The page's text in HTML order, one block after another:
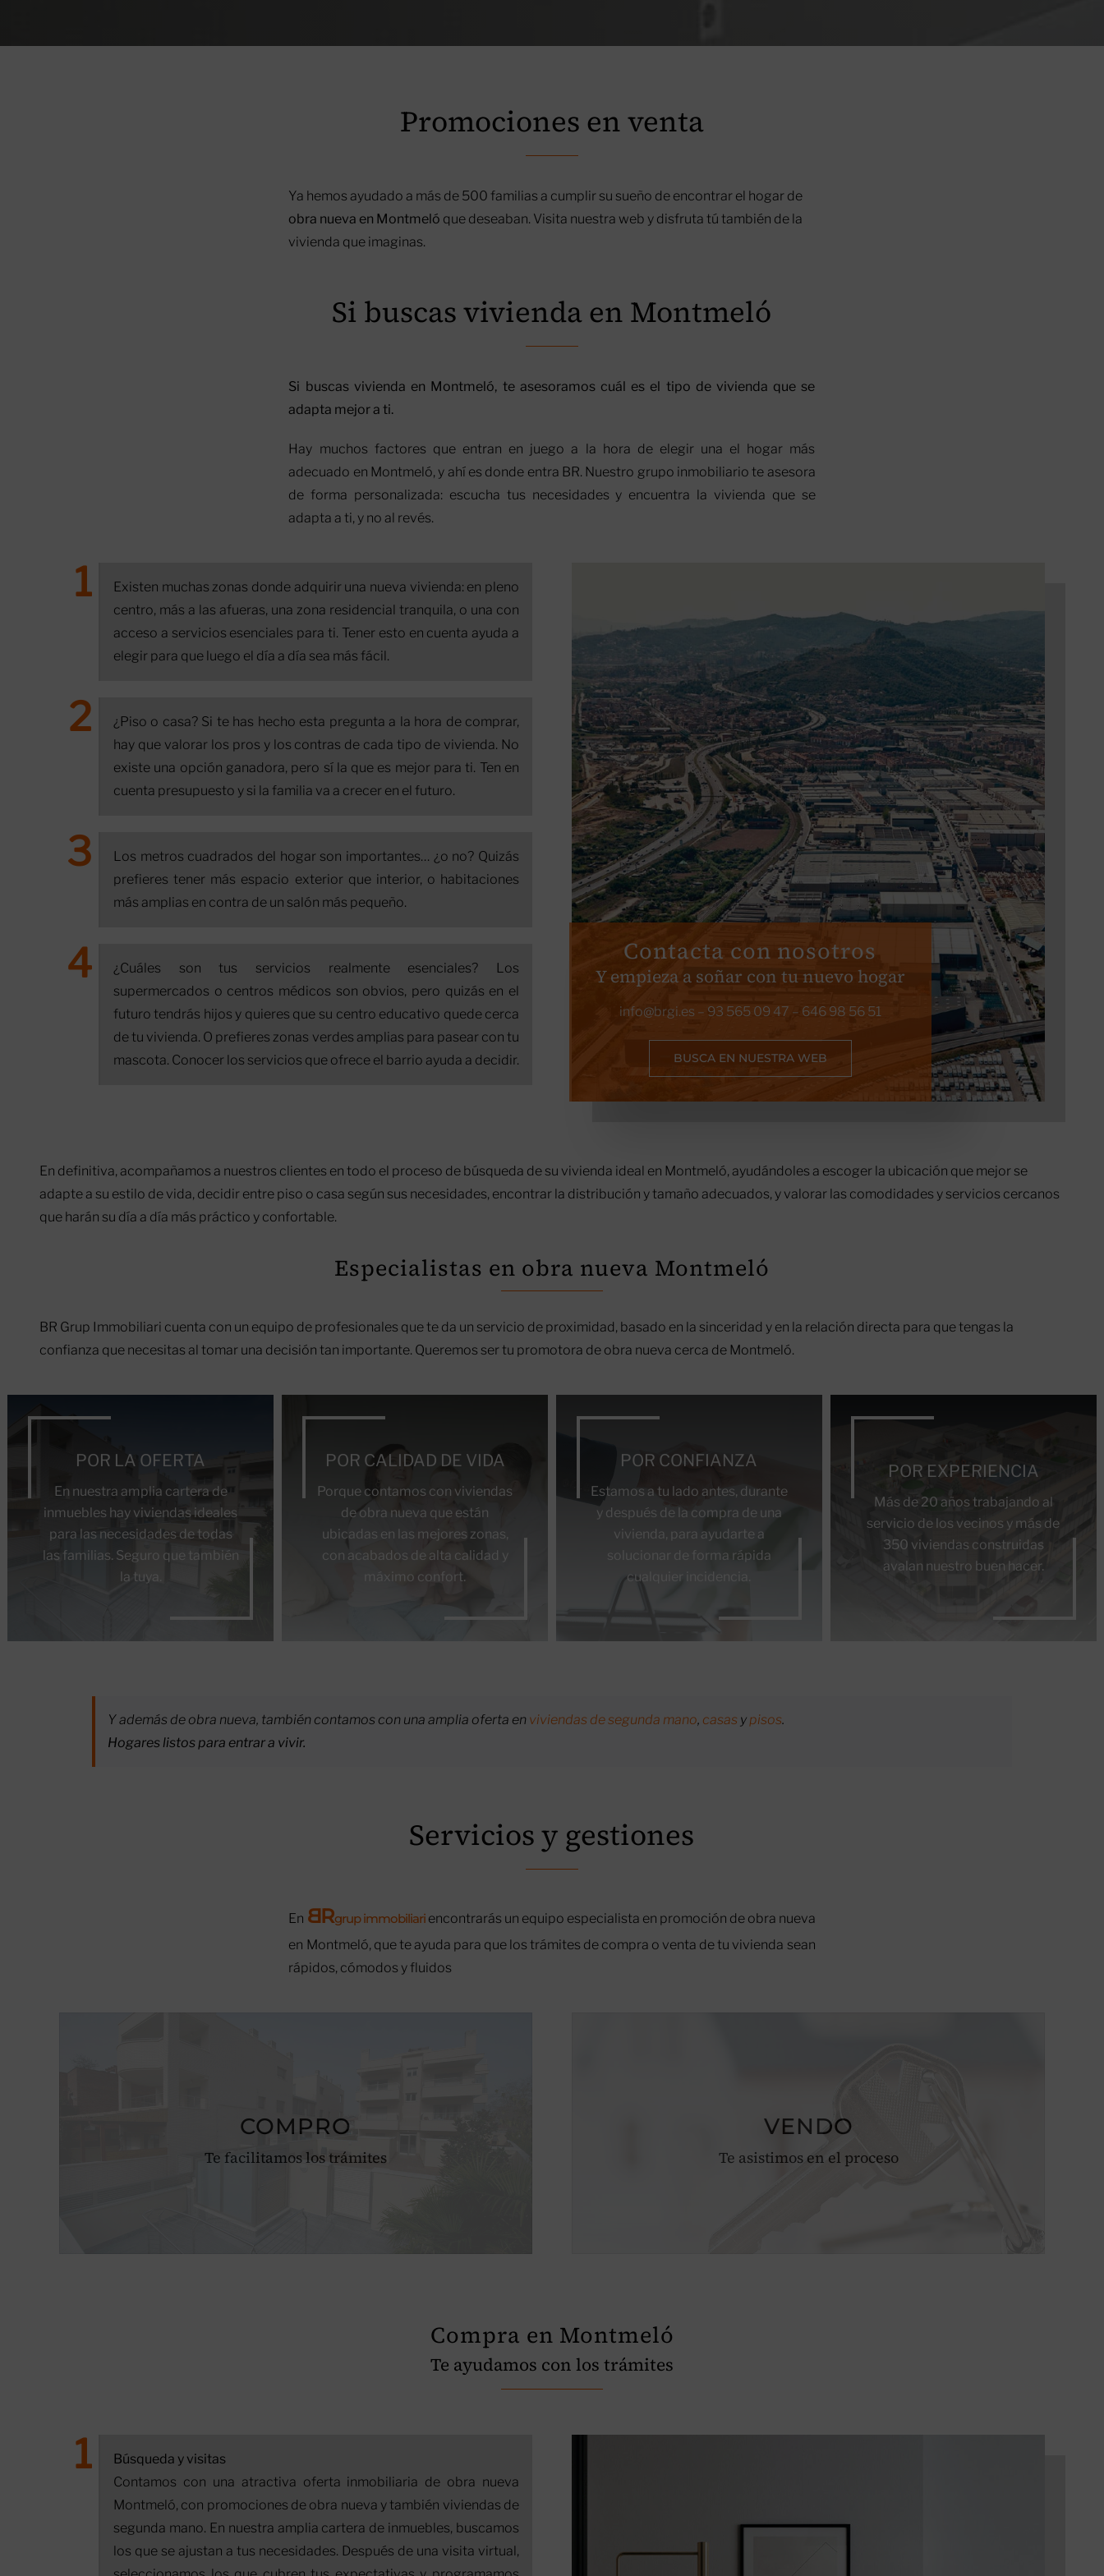
Promociones en venta
Ya hemos ayudado a más de 500 familias a cumplir su sueño de encontrar el hogar de
obra nueva en Montmeló que deseaban. Visita nuestra web y disfruta tú también de la
vivienda que imaginas.
Si buscas vivienda en Montmeló
Si buscas vivienda en Montmeló, te asesoramos cuál es el tipo de vivienda que se
adapta mejor a ti.
Hay muchos factores que entran en juego a la hora de elegir una el hogar más
adecuado en Montmeló, y ahí es donde entra BR. Nuestro grupo inmobiliario te asesora
de forma personalizada: escucha tus necesidades y encuentra la vivienda que se
adapta a ti, y no al revés.
Existen muchas zonas donde adquirir una nueva vivienda: en pleno
centro, más a las afueras, una zona residencial tranquila, o una con
acceso a servicios esenciales para ti. Tener esto en cuenta ayuda a
elegir para que luego el día a día sea más fácil.
¿Piso o casa? Si te has hecho esta pregunta a la hora de comprar,
hay que valorar los pros y los contras de cada tipo de vivienda. No
existe una opción ganadora, pero sí la que es mejor para ti. Ten en
cuenta presupuesto y si la familia va a crecer en el futuro.
Los metros cuadrados del hogar son importantes… ¿o no? Quizás
prefieres tener más espacio exterior que interior, o habitaciones
más amplias en contra de un salón más pequeño.
¿Cuáles son tus servicios realmente esenciales? Los
supermercados o centros médicos son obvios, pero quizás en el
futuro tendrás hijos y quieres que su centro educativo quede cerca
de tu vivienda. O prefieres zonas verdes amplias para pasear con tu
mascota. Conocer los servicios que ofrece el barrio ayuda a decidir.
Contacta con nosotros
Y empieza a soñar con tu nuevo hogar
info@brgi.es – 93 565 09 47 – 646 98 56 51
BUSCA EN NUESTRA WEB
En definitiva, acompañamos a nuestros clientes en todo el proceso de búsqueda de su vivienda ideal en Montmeló, ayudándoles a escoger la ubicación que mejor se
adapte a su estilo de vida, decidir entre piso o casa según sus necesidades, encontrar la distribución y tamaño adecuados, y valorar las comodidades y servicios cercanos
que harán su día a día más práctico y confortable.
Especialistas en obra nueva Montmeló
BR Grup Immobiliari cuenta con un equipo de profesionales que te da un servicio de proximidad, basado en la sinceridad y en la relación directa para que tengas la
confianza que necesitas al tomar una decisión tan importante. Queremos ser tu promotora de obra nueva cerca de Montmeló.
POR LA OFERTA
En nuestra amplia cartera de
inmuebles hay viviendas ideales
para las necesidades de todas
las familias. Seguro que también
la tuya.
POR CALIDAD DE VIDA
Porque contamos con viviendas
de obra nueva que están
ubicadas en las mejores zonas,
con acabados de alta calidad y
máximo confort.
POR CONFIANZA
Estamos a tu lado antes, durante
y después de la compra de una
vivienda, para ayudarte a
solucionar de forma rápida
cualquier incidencia.
POR EXPERIENCIA
Más de 20 años trabajando al
servicio de los vecinos y más de
350 viviendas construidas
avalan nuestro buen hacer.
Y además de obra nueva, también contamos con una amplia oferta en viviendas de segunda mano, casas y pisos.
Hogares listos para entrar a vivir.
Servicios y gestiones
En BRgrup immobiliariencontrarás un equipo especialista en promoción de obra nueva
en Montmeló, que te ayuda para que los trámites de compra o venta de tu vivienda sean
rápidos, cómodos y fluidos
COMPRO
Te facilitamos los trámites
VENDO
Te asistimos en el proceso
Compra en Montmeló
Te ayudamos con los trámites
Búsqueda y visitas
Contamos con una atractiva oferta inmobiliaria de obra nueva
Montmeló, con promociones de obra nueva y también viviendas de
segunda mano. En nuestra amplia cartera de inmuebles, buscamos
los que se ajustan a tus necesidades. Después de una visita virtual,